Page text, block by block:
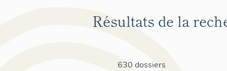
Résultats de la
630 dossiers